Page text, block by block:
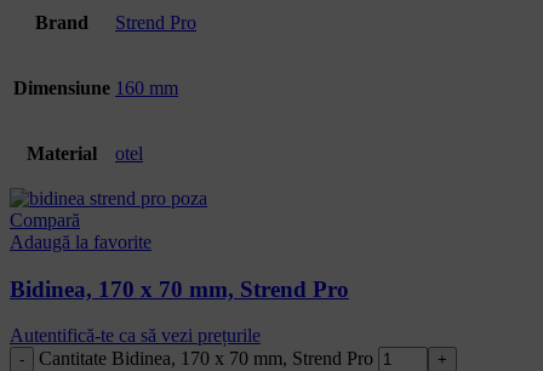
Brand Strend Pro
Dimensiune 160 mm
Material otel
Compară
Adaugă la favorite
Bidinea, 170 x 70 mm, Strend Pro
Autentifică-te ca să vezi prețurile
Cantitate Bidinea, 170 x 70 mm, Strend Pro